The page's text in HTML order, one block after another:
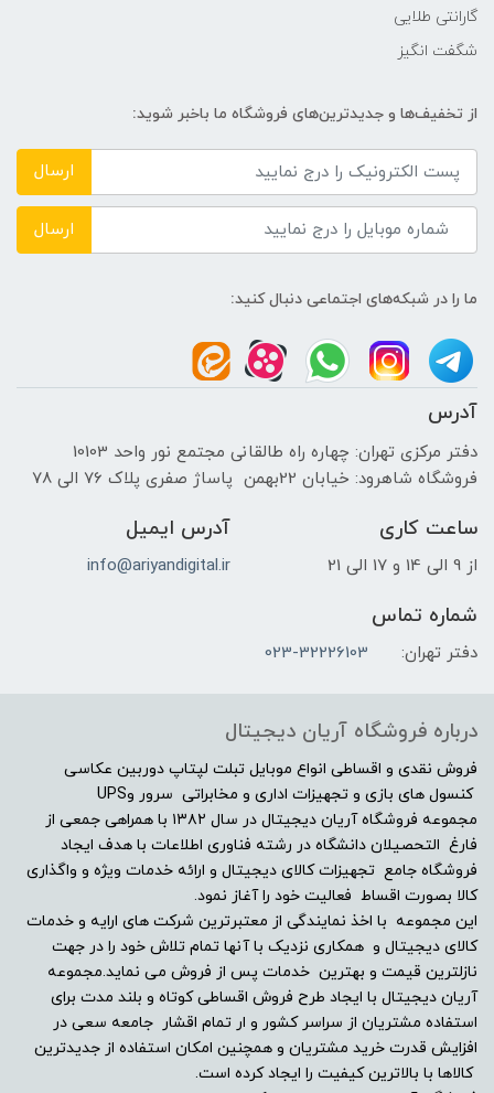
NVIDIA
حافظه اختصاصی پردازنده گرافیکی
2GB
اندازه صفحه نمایش
15.6 اینچ
TFT LED-backlit LCD
دقت صفحه نمایش
صفحه نمایش مات
صفحه نمایش لمسی
خیر
درایو نوری
DVD-RW
توضیحات درایو نوری
-
گارانتی طلایی
شگفت انگیز
از تخفیف‌ها و جدیدترین‌های فروشگاه ما باخبر شوید:
ارسال
ارسال
ما را در شبکه‌های اجتماعی دنبال کنید:
آدرس
دفتر مرکزی تهران: چهاره راه طالقانی مجتمع نور واحد 10103
فروشگاه شاهرود: خیابان 22بهمن پاساژ صفری پلاک 76 الی 78
ساعت کاری
از 9 الی 14 و 17 الی 21
آدرس ایمیل
info@ariyandigital.ir
شماره تماس
دفتر تهران: 023-32226103
درباره فروشگاه آریان دیجیتال
فروش نقدی و اقساطی انواع موبایل تبلت لپتاپ دوربین عکاسی
کنسول های بازی و تجهیزات اداری و مخابراتی سرور وUPS
مجموعه فروشگاه آریان دیجیتال در سال ۱۳۸۲ با همراهی جمعی از
فارغ التحصیلان دانشگاه در رشته فناوری اطلاعات با هدف ایجاد
فروشگاه جامع تجهیزات کالای دیجیتال و ارائه خدمات ویژه و واگذاری
کالا بصورت اقساط فعالیت خود را آغاز نمود.
این مجموعه با اخذ نمایندگی از معتبرترین شرکت های ارایه و خدمات
کالای دیجیتال و همکاری نزدیک با آنها تمام تلاش خود را در جهت
نازلترین قیمت و بهترین خدمات پس از فروش می نماید.مجموعه
آریان دیجیتال با ایجاد طرح فروش اقساطی کوتاه و بلند مدت برای
استفاده مشتریان از سراسر کشور و ار تمام اقشار جامعه سعی در
افزایش قدرت خرید مشتریان و همچنین امکان استفاده از جدیدترین
کالاها با بالاترین کیفیت را ایجاد کرده است.